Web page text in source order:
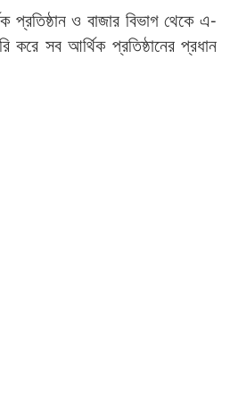
প্রতিষ্ঠান ও বাজার বিভাগ থেকে এ-
করে সব আর্থিক প্রতিষ্ঠানের প্রধান